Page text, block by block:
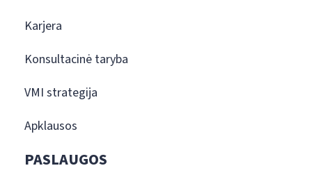
Karjera
Konsultacinė taryba
VMI strategija
Apklausos
PASLAUGOS